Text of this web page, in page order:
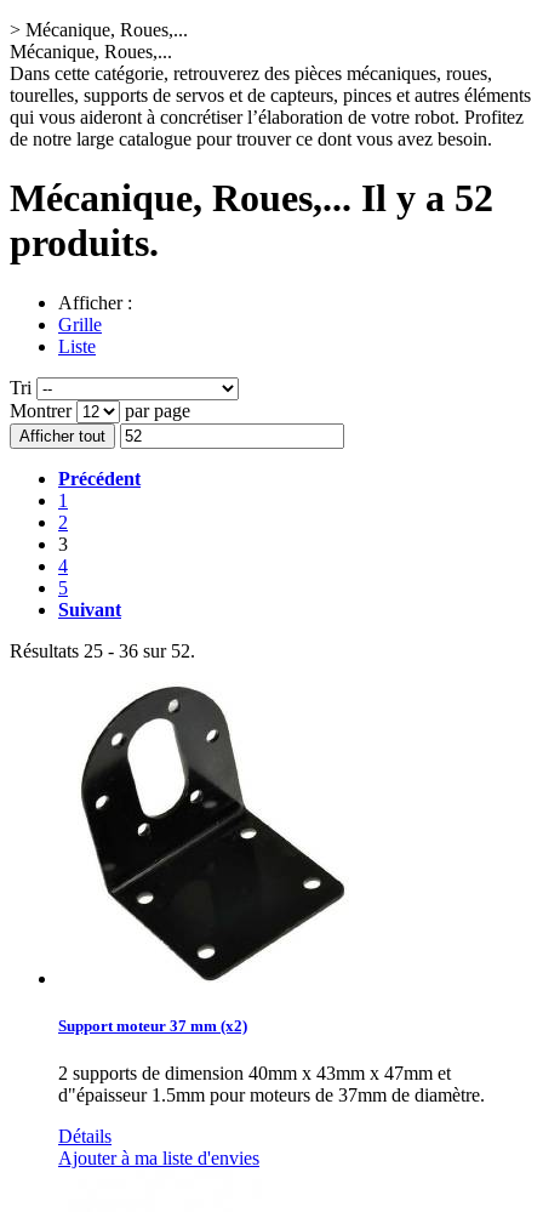
> Mécanique, Roues,...
Mécanique, Roues,...
Dans cette catégorie, retrouverez des pièces mécaniques, roues,
tourelles, supports de servos et de capteurs, pinces et autres éléments
qui vous aideront à concrétiser l’élaboration de votre robot. Profitez
de notre large catalogue pour trouver ce dont vous avez besoin.
Mécanique, Roues,... Il y a 52
produits.
Afficher :
Grille
Liste
Tri
Montrer
par page
Afficher tout
Précédent
1
2
3
4
5
Suivant
Résultats 25 - 36 sur 52.
Support moteur 37 mm (x2)
2 supports de dimension 40mm x 43mm x 47mm et
d"épaisseur 1.5mm pour moteurs de 37mm de diamètre.
Détails
Ajouter à ma liste d'envies